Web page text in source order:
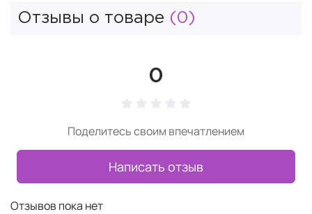
Отзывы о товаре (0)
0
Поделитесь своим впечатлением
Написать отзыв
Отзывов пока нет